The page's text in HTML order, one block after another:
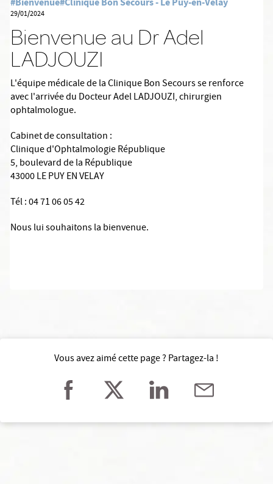
29/01/2024
Bienvenue au Dr Adel
LADJOUZI
L'équipe médicale de la Clinique Bon Secours se renforce
avec l'arrivée du Docteur Adel LADJOUZI, chirurgien
ophtalmologue.
Cabinet de consultation :
Clinique d'Ophtalmologie République
5, boulevard de la République
43000 LE PUY EN VELAY
Tél : 04 71 06 05 42
Nous lui souhaitons la bienvenue.
Vous avez aimé cette page ? Partagez-la !